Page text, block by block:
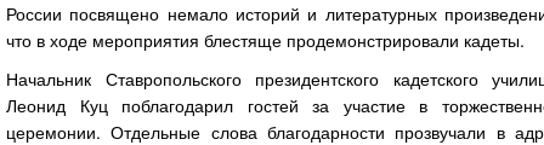
России посвящено немало историй и литературных
что в ходе мероприятия блестяще продемонстрировали кадеты.
Начальник Ставропольского президентского кадетского
Леонид Куц поблагодарил гостей за участие в
церемонии. Отдельные слова благодарности прозвучали в